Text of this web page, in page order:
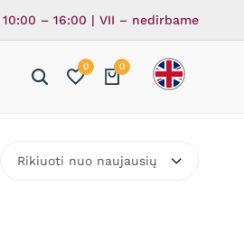
– 16:00 | VII – nedirbame
0 0
Rikiuoti nuo naujausių